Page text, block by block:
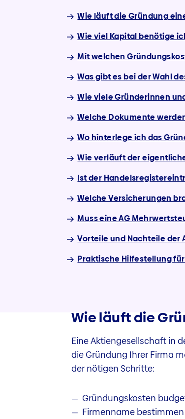
Wie läuft die Gründung
Wie viel Kapital benötige
Mit welchen
Was gibt es bei der Wahl
Wie viele Gründerinnen
Welche Dokumente
Wo hinterlege ich das
Wie verläuft der
Ist der
Welche Versicherungen
Muss eine AG
Vorteile und Nachteile der
Praktische Hilfestellung
Wie läuft die
Eine Aktiengesellschaft in
die Gründung Ihrer Firma
der nötigen Schritte:
Gründungskosten
Firmenname